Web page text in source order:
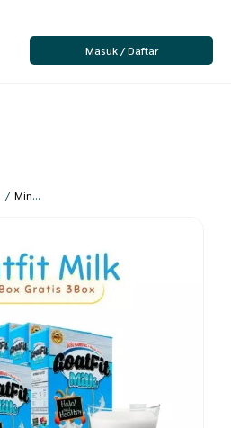
Masuk / Daftar
/ Minuman Bubuk